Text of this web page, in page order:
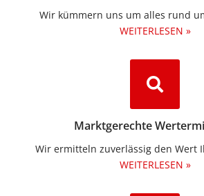
Wir kümmern uns um alles rund
WEITERLESEN »
Marktgerechte
Wir ermitteln zuverlässig den Wert
WEITERLESEN »